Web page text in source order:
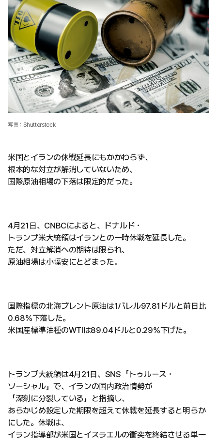
写真：Shutterstock
米国とイランの休戦延長にもかかわらず、
根本的な対立が解消していないため、
国際原油相場の下落は限定的だった。
4月21日、CNBCによると、ドナルド・
トランプ米大統領はイランとの一時休戦を延長した。
ただ、対立解消への期待は限られ、
原油相場は小幅安にとどまった。
国際指標の北海ブレント原油は1バレル97.81ドルと前日比
0.68%下落した。
米国産標準油種のWTIは89.04ドルと0.29%下げた。
トランプ大統領は4月21日、SNS「トゥルース・
ソーシャル」で、イランの国内政治情勢が
「深刻に分裂している」と指摘し、
あらかじめ設定した期限を超えて休戦を延長すると明らか
にした。休戦は、
イラン指導部が米国とイスラエルの衝突を終結させる単一